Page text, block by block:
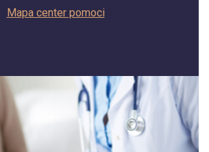
Mapa center pomoci